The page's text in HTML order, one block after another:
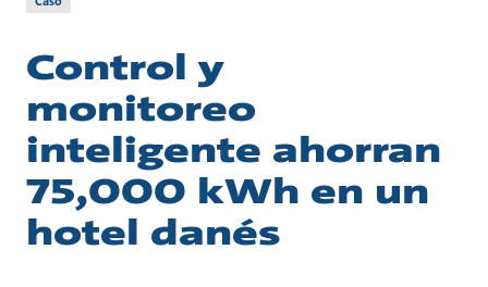
Control y
monitoreo
inteligente ahorran
75,000 kWh en un
hotel danés